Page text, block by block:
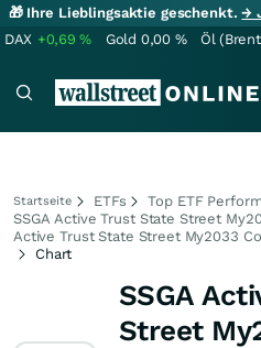
🎁 Ihre Lieblingsaktie geschenkt.→
DAX +0,69% Gold 0,00 % Öl
Startseite ETFs
Top ETF
SSGA Active Trust State Street
Active Trust State Street My2033
Chart
SSGA
Street